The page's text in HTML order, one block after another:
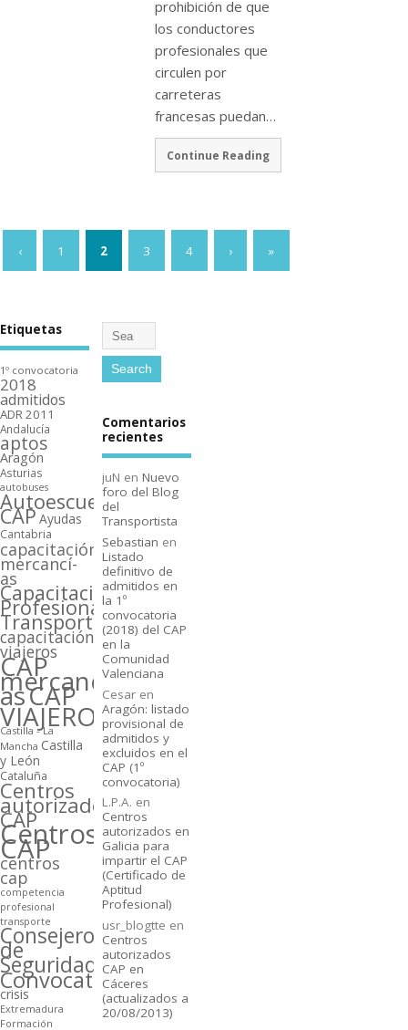
prohibición de que
los conductores
profesionales que
circulen por
carreteras
francesas puedan…
Continue Reading
‹ 1 2 3 4 › »
Etiquetas
1º convocatoria
2018
admitidos
ADR 2011
Andalucí­a
aptos
Aragón
Asturias
autobuses
Autoescuelas
CAPAyudas
Cantabria
capacitación
mercancí­
as
Capacitación
Profesional
Transporte
capacitación
viajeros
CAP
mercancí­
asCAP
VIAJEROS
Castilla - La
Mancha Castilla
y León
Cataluña
Centros
autorizados
CAP
Centros
CAP
centros
cap
competencia
profesional
transporte
Consejeros
de
Seguridad
Convocatorias
crisis
Extremadura
Formación
Comentarios
recientes
juN en Nuevo
foro del Blog
del
Transportista
Sebastian en
Listado
definitivo de
admitidos en
la 1º
convocatoria
(2018) del CAP
en la
Comunidad
Valenciana
Cesaren
Aragón: listado
provisional de
admitidos y
excluidos en el
CAP (1º
convocatoria)
L.P.A. en
Centros
autorizados en
Galicia para
impartir el CAP
(Certificado de
Aptitud
Profesional)
usr_blogtte en
Centros
autorizados
CAP en
Cáceres
(actualizados a
20/08/2013)